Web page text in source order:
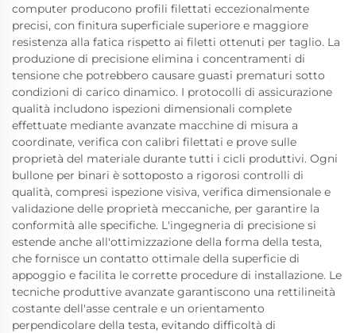
computer producono profili filettati eccezionalmente
precisi, con finitura superficiale superiore e maggiore
resistenza alla fatica rispetto ai filetti ottenuti per taglio. La
produzione di precisione elimina i concentramenti di
tensione che potrebbero causare guasti prematuri sotto
condizioni di carico dinamico. I protocolli di assicurazione
qualità includono ispezioni dimensionali complete
effettuate mediante avanzate macchine di misura a
coordinate, verifica con calibri filettati e prove sulle
proprietà del materiale durante tutti i cicli produttivi. Ogni
bullone per binari è sottoposto a rigorosi controlli di
qualità, compresi ispezione visiva, verifica dimensionale e
validazione delle proprietà meccaniche, per garantire la
conformità alle specifiche. L'ingegneria di precisione si
estende anche all'ottimizzazione della forma della testa,
che fornisce un contatto ottimale della superficie di
appoggio e facilita le corrette procedure di installazione. Le
tecniche produttive avanzate garantiscono una rettilineità
costante dell'asse centrale e un orientamento
perpendicolare della testa, evitando difficoltà di